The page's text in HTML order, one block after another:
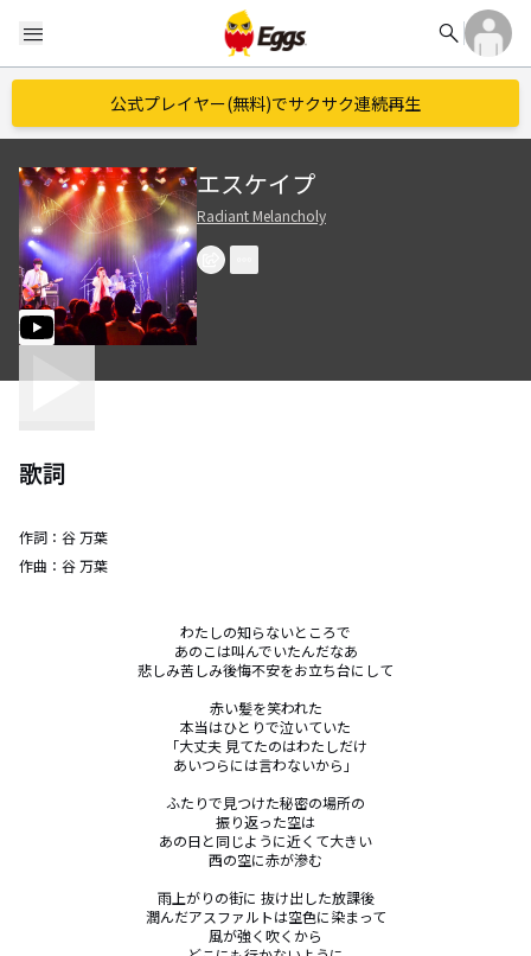
menu search
公式プレイヤー(無料)でサクサク連続再生
エスケイプ
Radiant Melancholy
歌詞
作詞： 谷 万葉
作曲： 谷 万葉
わたしの知らないところで
あのこは叫んでいたんだなあ
悲しみ苦しみ後悔不安をお立ち台にして
赤い髪を笑われた
本当はひとりで泣いていた
「大丈夫 見てたのはわたしだけ
あいつらには言わないから」
ふたりで見つけた秘密の場所の
振り返った空は
あの日と同じように近くて大きい
西の空に赤が滲む
雨上がりの街に 抜け出した放課後
潤んだアスファルトは空色に染まって
風が強く吹くから